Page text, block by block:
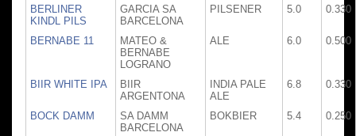
BERLINER
KINDL PILS
GARCIA SA
BARCELONA
PILSENER 5.0 0.330
BERNABE 11
MATEO &
BERNABE
LOGRANO
ALE 6.0 0.500
BIIR WHITE IPA
BIIR
ARGENTONA
INDIA PALE
ALE
6.8 0.330
BOCK DAMM
SA DAMM
BARCELONA
BOKBIER 5.4 0.250